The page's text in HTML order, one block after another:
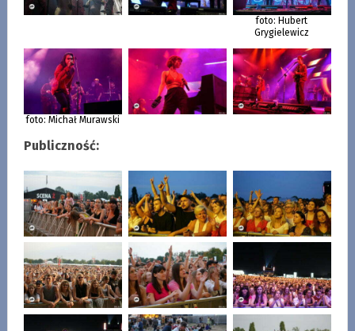
foto: Hubert
Grygielewicz
foto: Michał Murawski
Publiczność: